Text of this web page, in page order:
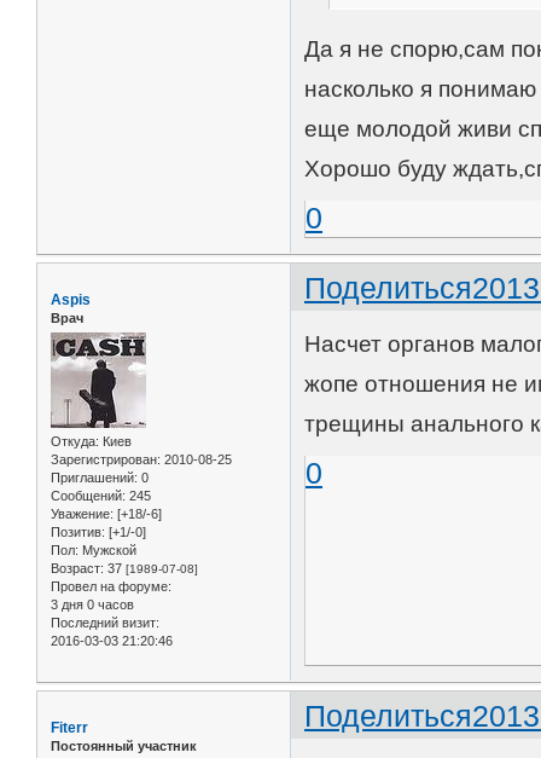
Да я не спорю,сам
насколько я
еще молодой живи
Хорошо буду
0
Поделиться
Aspis
Врач
Откуда: Киев
Зарегистрирован: 2010-08-25
Приглашений: 0
Сообщений: 245
Уважение: [+18/-6]
Позитив: [+1/-0]
Пол: Мужской
Возраст: 37 [1989-07-08]
Провел на форуме:
3 дня 0 часов
Последний визит:
2016-03-03 21:20:46
Насчет органов
жопе отношения не
трещины анального
0
Поделиться
Fiterr
Постоянный участник